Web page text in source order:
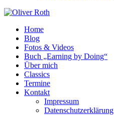
Home
Blog
Fotos & Videos
Buch „Earning by Doing“
Über mich
Classics
Termine
Kontakt
Impressum
Datenschutzerklärung